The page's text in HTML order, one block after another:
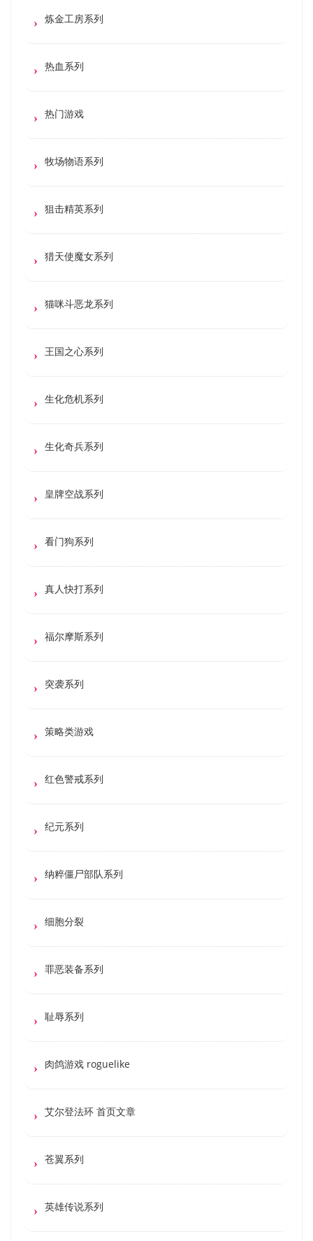
炼金工房系列
热血系列
热门游戏
牧场物语系列
狙击精英系列
猎天使魔女系列
猫咪斗恶龙系列
王国之心系列
生化危机系列
生化奇兵系列
皇牌空战系列
看门狗系列
真人快打系列
福尔摩斯系列
突袭系列
策略类游戏
红色警戒系列
纪元系列
纳粹僵尸部队系列
细胞分裂
罪恶装备系列
耻辱系列
肉鸽游戏 roguelike
艾尔登法环 首页文章
苍翼系列
英雄传说系列